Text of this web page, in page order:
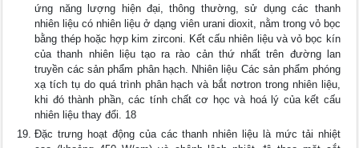
ứng năng lượng hiện đại, thông thường, sử dụng các thanh
nhiên liệu có nhiên liệu ở dạng viên urani dioxit, nằm trong vỏ bọc
bằng thép hoặc hợp kim zirconi. Kết cấu nhiên liệu và vỏ bọc kín
của thanh nhiên liệu tạo ra rào cản thứ nhất trên đường lan
truyền các sản phẩm phân hạch. Nhiên liệu Các sản phẩm phóng
xạ tích tụ do quá trình phân hạch và bắt nơtron trong nhiên liệu,
khi đó thành phần, các tính chất cơ học và hoá lý của kết cấu
nhiên liệu thay đổi. 18
Đặc trưng hoạt động của các thanh nhiên liệu là mức tải nhiệt